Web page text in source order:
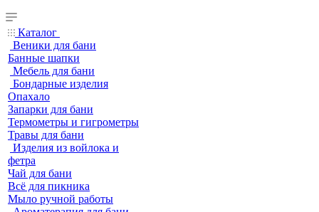
Каталог
Веники для бани
Банные шапки
Мебель для бани
Бондарные изделия
Опахало
Запарки для бани
Термометры и гигрометры
Травы для бани
Изделия из войлока и
фетра
Чай для бани
Всё для пикника
Мыло ручной работы